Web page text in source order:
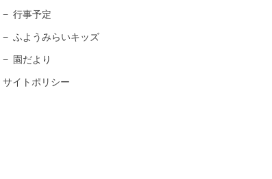
行事予定
ふようみらいキッズ
園だより
サイトポリシー